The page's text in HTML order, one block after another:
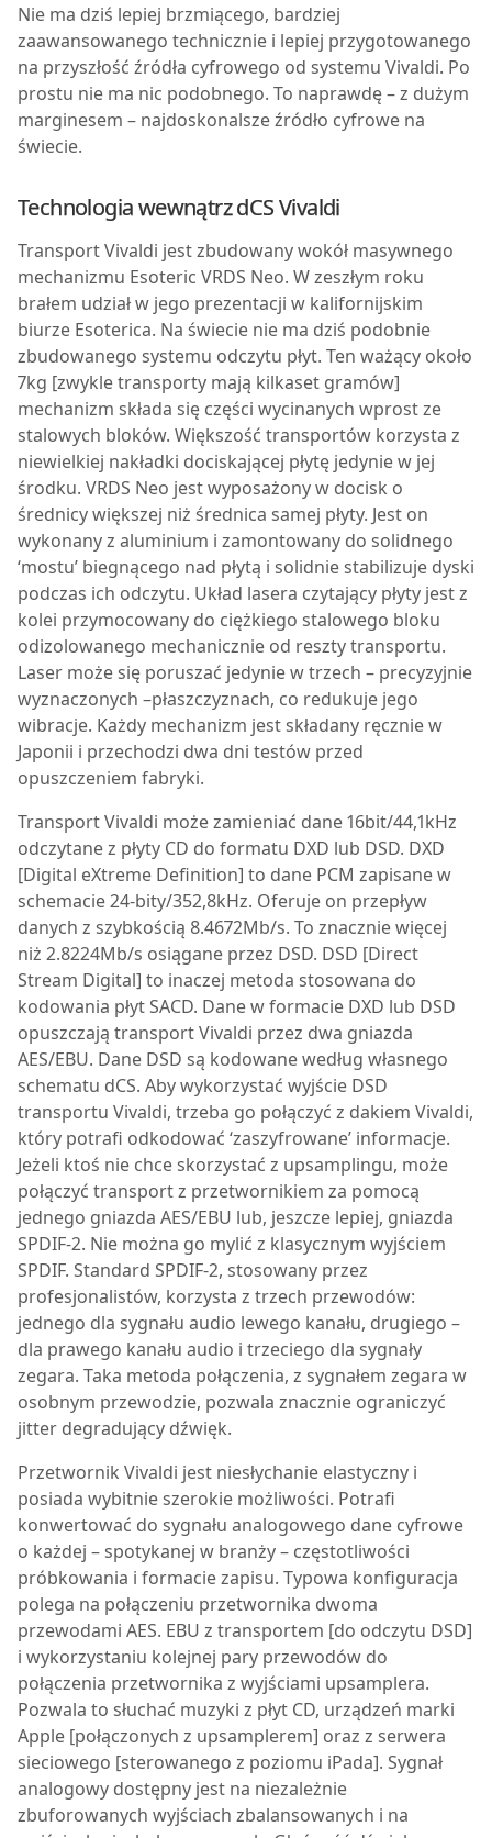
Nie ma dziś lepiej brzmiącego, bardziej
zaawansowanego technicznie i lepiej przygotowanego
na przyszłość źródła cyfrowego od systemu Vivaldi. Po
prostu nie ma nic podobnego. To naprawdę – z dużym
marginesem – najdoskonalsze źródło cyfrowe na
świecie.
Technologia wewnątrz dCS Vivaldi
Transport Vivaldi jest zbudowany wokół masywnego
mechanizmu Esoteric VRDS Neo. W zeszłym roku
brałem udział w jego prezentacji w kalifornijskim
biurze Esoterica. Na świecie nie ma dziś podobnie
zbudowanego systemu odczytu płyt. Ten ważący około
7kg [zwykle transporty mają kilkaset gramów]
mechanizm składa się części wycinanych wprost ze
stalowych bloków. Większość transportów korzysta z
niewielkiej nakładki dociskającej płytę jedynie w jej
środku. VRDS Neo jest wyposażony w docisk o
średnicy większej niż średnica samej płyty. Jest on
wykonany z aluminium i zamontowany do solidnego
‘mostu’ biegnącego nad płytą i solidnie stabilizuje dyski
podczas ich odczytu. Układ lasera czytający płyty jest z
kolei przymocowany do ciężkiego stalowego bloku
odizolowanego mechanicznie od reszty transportu.
Laser może się poruszać jedynie w trzech – precyzyjnie
wyznaczonych –płaszczyznach, co redukuje jego
wibracje. Każdy mechanizm jest składany ręcznie w
Japonii i przechodzi dwa dni testów przed
opuszczeniem fabryki.
Transport Vivaldi może zamieniać dane 16bit/44,1kHz
odczytane z płyty CD do formatu DXD lub DSD. DXD
[Digital eXtreme Definition] to dane PCM zapisane w
schemacie 24-bity/352,8kHz. Oferuje on przepływ
danych z szybkością 8.4672Mb/s. To znacznie więcej
niż 2.8224Mb/s osiągane przez DSD. DSD [Direct
Stream Digital] to inaczej metoda stosowana do
kodowania płyt SACD. Dane w formacie DXD lub DSD
opuszczają transport Vivaldi przez dwa gniazda
AES/EBU. Dane DSD są kodowane według własnego
schematu dCS. Aby wykorzystać wyjście DSD
transportu Vivaldi, trzeba go połączyć z dakiem Vivaldi,
który potrafi odkodować ‘zaszyfrowane’ informacje.
Jeżeli ktoś nie chce skorzystać z upsamplingu, może
połączyć transport z przetwornikiem za pomocą
jednego gniazda AES/EBU lub, jeszcze lepiej, gniazda
SPDIF-2. Nie można go mylić z klasycznym wyjściem
SPDIF. Standard SPDIF-2, stosowany przez
profesjonalistów, korzysta z trzech przewodów:
jednego dla sygnału audio lewego kanału, drugiego –
dla prawego kanału audio i trzeciego dla sygnały
zegara. Taka metoda połączenia, z sygnałem zegara w
osobnym przewodzie, pozwala znacznie ograniczyć
jitter degradujący dźwięk.
Przetwornik Vivaldi jest niesłychanie elastyczny i
posiada wybitnie szerokie możliwości. Potrafi
konwertować do sygnału analogowego dane cyfrowe
o każdej – spotykanej w branży – częstotliwości
próbkowania i formacie zapisu. Typowa konfiguracja
polega na połączeniu przetwornika dwoma
przewodami AES. EBU z transportem [do odczytu DSD]
i wykorzystaniu kolejnej pary przewodów do
połączenia przetwornika z wyjściami upsamplera.
Pozwala to słuchać muzyki z płyt CD, urządzeń marki
Apple [połączonych z upsamplerem] oraz z serwera
sieciowego [sterowanego z poziomu iPada]. Sygnał
analogowy dostępny jest na niezależnie
zbuforowanych wyjściach zbalansowanych i na